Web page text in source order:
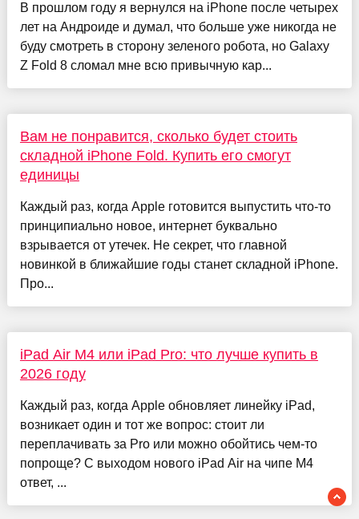
В прошлом году я вернулся на iPhone после четырех
лет на Андроиде и думал, что больше уже никогда не
буду смотреть в сторону зеленого робота, но Galaxy
Z Fold 8 сломал мне всю привычную кар...
Вам не понравится, сколько будет стоить
складной iPhone Fold. Купить его смогут
единицы
Каждый раз, когда Apple готовится выпустить что-то
принципиально новое, интернет буквально
взрывается от утечек. Не секрет, что главной
новинкой в ближайшие годы станет складной iPhone.
Про...
iPad Air M4 или iPad Pro: что лучше купить в
2026 году
Каждый раз, когда Apple обновляет линейку iPad,
возникает один и тот же вопрос: стоит ли
переплачивать за Pro или можно обойтись чем-то
попроще? С выходом нового iPad Air на чипе M4
ответ, ...